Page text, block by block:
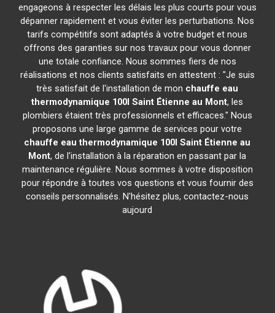
engageons à respecter les délais les plus courts pour vous
dépanner rapidement et vous éviter les perturbations. Nos
tarifs compétitifs sont adaptés à votre budget et nous
offrons des garanties sur nos travaux pour vous donner
une totale confiance. Nous sommes fiers de nos
réalisations et nos clients satisfaits en attestent : "Je suis
très satisfait de l'installation de mon chauffe eau
thermodynamique 100l Saint Étienne au Mont, les
plombiers étaient très professionnels et efficaces." Nous
proposons une large gamme de services pour votre
chauffe eau thermodynamique 100l Saint Étienne au
Mont, de l'installation à la réparation en passant par la
maintenance régulière. Nous sommes à votre disposition
pour répondre à toutes vos questions et vous fournir des
conseils personnalisés. N'hésitez plus, contactez-nous
aujourd